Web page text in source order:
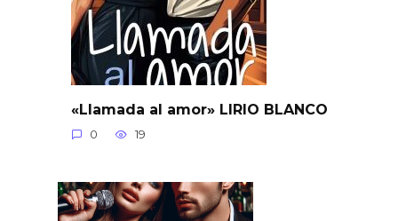
«Llamada al amor» LIRIO BLANCO
0 19